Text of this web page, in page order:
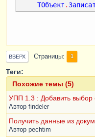
ТОбъект .
ВВЕРХ Страницы 1
Теги:
Похожие темы (5)
УПП 1.3 : Добавить выбор
Автор findeler
Получить данные из
Автор pechtim